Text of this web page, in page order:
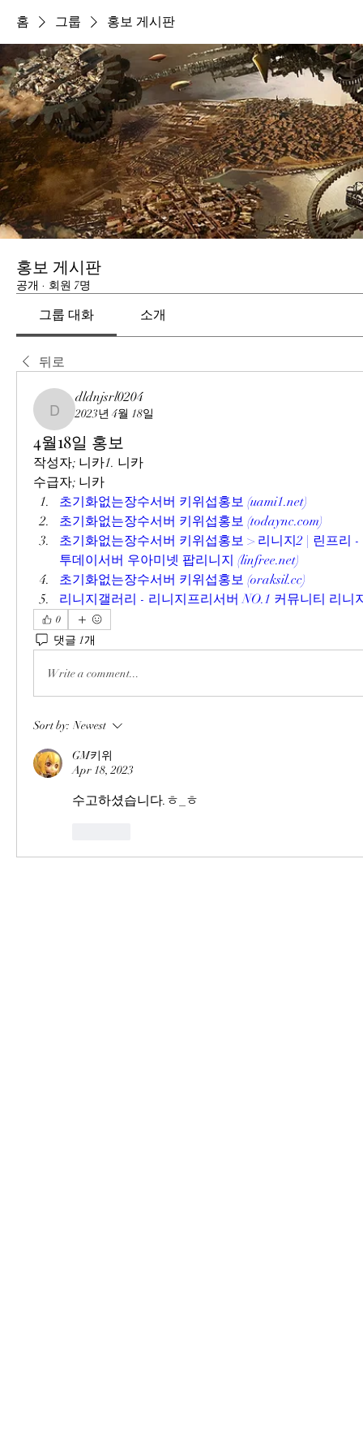
홈 그룹 홍보 게시판
홍보 게시판
공개 · 회원 7명
그룹 대화 소개
뒤로
dldnjsrl0204
dldnjsrl0204
2023년 4월 18일
4월18일 홍보
작성자; 니카1. 니카
수급자; 니카
초기화없는장수서버 키위섭홍보 (uami1.net)
초기화없는장수서버 키위섭홍보 (todaync.com)
초기화없는장수서버 키위섭홍보 > 리니지2 | 린프리
투데이서버 우아미넷 팝리니지 (linfree.net)
초기화없는장수서버 키위섭홍보 (oraksil.cc)
리니지갤러리 - 리니지프리서버 NO.1 커뮤니티 리니
0
댓글 1개
Write a comment...
Sort by: Newest
GM키위
Apr 18, 2023
수고하셨습니다.ㅎ_ㅎ